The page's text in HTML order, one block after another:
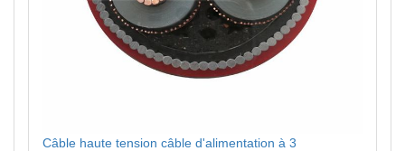
Câble haute tension câble d'alimentation à 3